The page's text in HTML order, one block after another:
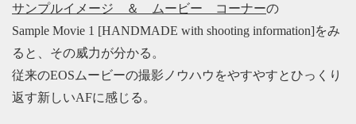
サンプルイメージ ＆ ムービー コーナーの
Sample Movie 1 [HANDMADE with shooting information]をみ
ると、その威力が分かる。
従来のEOSムービーの撮影ノウハウをやすやすとひっくり
返す新しいAFに感じる。